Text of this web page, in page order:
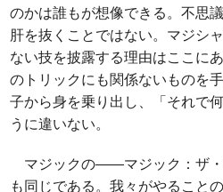
のかは誰もが想像できる。不思
肝を抜くことではない。マジシ
ない技を披露する理由はここに
のトリックにも関係ないものを
子から身を乗り出し、「それで
うに違いない。
マジックの――マジック：ザ・
も同じである。我々がやること